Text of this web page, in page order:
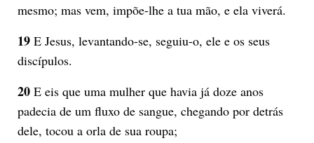
mesmo; mas vem, impõe-lhe a tua mão, e ela viverá.
19E Jesus, levantando-se, seguiu-o, ele e os seus
discípulos.
20E eis que uma mulher que havia já doze anos
padecia de um fluxo de sangue, chegando por detrás
dele, tocou a orla de sua roupa;